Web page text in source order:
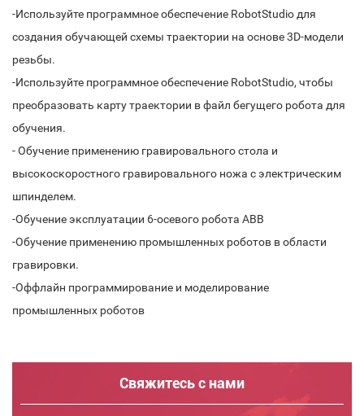
-Используйте программное обеспечение RobotStudio для
создания обучающей схемы траектории на основе 3D-модели
резьбы.
-Используйте программное обеспечение RobotStudio, чтобы
преобразовать карту траектории в файл бегущего робота для
обучения.
- Обучение применению гравировального стола и
высокоскоростного гравировального ножа с электрическим
шпинделем.
-Обучение эксплуатации 6-осевого робота ABB
-Обучение применению промышленных роботов в области
гравировки.
-Оффлайн программирование и моделирование
промышленных роботов
Свяжитесь с нами